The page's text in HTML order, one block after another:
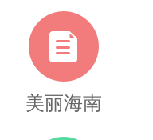
美丽海南